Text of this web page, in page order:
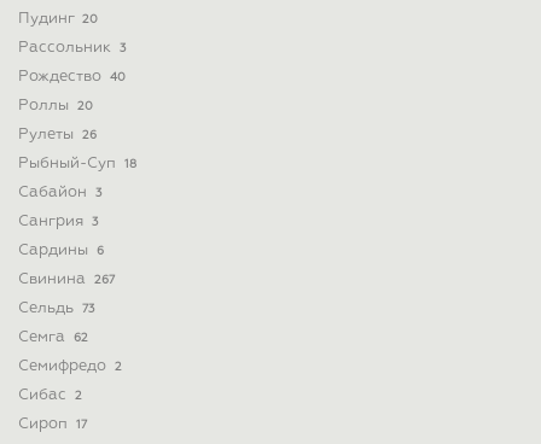
Пудинг 20
Рассольник 3
Рождество 40
Роллы 20
Рулеты 26
Рыбный-Суп 18
Сабайон 3
Сангрия 3
Сардины 6
Свинина 267
Сельдь 73
Семга 62
Семифредо 2
Сибас 2
Сироп 17